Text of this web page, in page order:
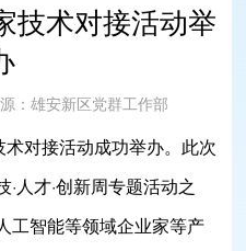
技术对接活动举
： 雄安新区党群工作部
对接活动成功举办。此次
人才·创新周专题活动之
工智能等领域企业家等产